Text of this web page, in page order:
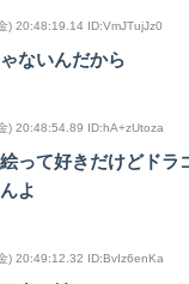
) 20:48:19.14 ID:VmJTujJz0
ないんだから
) 20:48:54.89 ID:hA+zUtoza
って好きだけどドラ
よ
) 20:49:12.32 ID:BvIz6enKa